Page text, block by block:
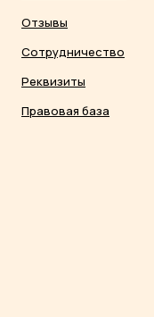
Отзывы
Сотрудничество
Реквизиты
Правовая база